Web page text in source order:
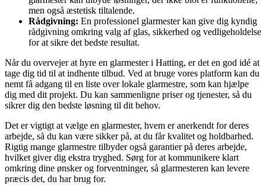
men også æstetisk tiltalende.
Rådgivning: En professionel glarmester kan give dig kyndig
rådgivning omkring valg af glas, sikkerhed og vedligeholdelse
for at sikre det bedste resultat.
Når du overvejer at hyre en glarmester i Hatting, er det en god idé at
tage dig tid til at indhente tilbud. Ved at bruge vores platform kan du
nemt få adgang til en liste over lokale glarmestre, som kan hjælpe
dig med dit projekt. Du kan sammenligne priser og tjenester, så du
sikrer dig den bedste løsning til dit behov.
Det er vigtigt at vælge en glarmester, hvem er anerkendt for deres
arbejde, så du kan være sikker på, at du får kvalitet og holdbarhed.
Rigtig mange glarmestre tilbyder også garantier på deres arbejde,
hvilket giver dig ekstra tryghed. Sørg for at kommunikere klart
omkring dine ønsker og forventninger, så glarmesteren kan levere
præcis det, du har brug for.